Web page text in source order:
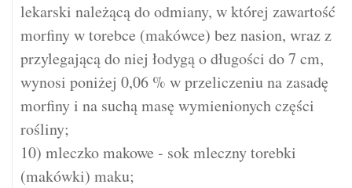
lekarski należącą do odmiany, w której zawartość
morfiny w torebce (makówce) bez nasion, wraz z
przylegającą do niej łodygą o długości do 7 cm,
wynosi poniżej 0,06 % w przeliczeniu na zasadę
morfiny i na suchą masę wymienionych części
rośliny;
10) mleczko makowe - sok mleczny torebki
(makówki) maku;